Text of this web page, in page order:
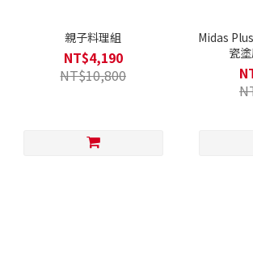
親子料理組
NT$4,190
NT$10,800
Midas
瓷
可